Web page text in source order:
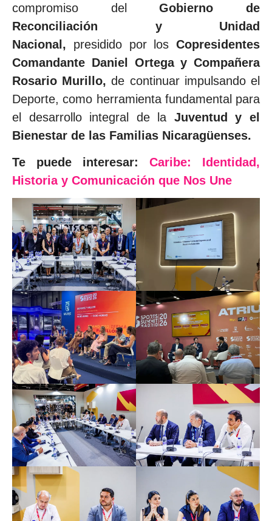
compromiso delGobierno de
Reconciliación y Unidad
Nacional, presidido por los Copresidentes
Comandante Daniel Ortega y Compañera
Rosario Murillo,de continuar impulsando el
Deporte, como herramienta fundamental para
el desarrollo integral de la Juventud y el
Bienestar de las Familias Nicaragüenses.
Te puede interesar: Caribe: Identidad,
Historia y Comunicación que Nos Une